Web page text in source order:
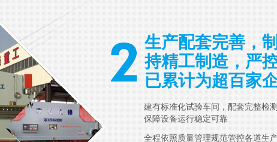
生产配套完善，
持精工制造，严
已累计为超百家
建有标准化试验车间，配套完整检
保障设备运行稳定可靠
全程依照质量管理规范管控各道生